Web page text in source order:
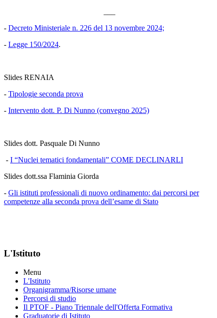
- Decreto Ministeriale n. 226 del 13 novembre 2024;
- Legge 150/2024.
Slides RENAIA
- Tipologie seconda prova
- Intervento dott. P. Di Nunno (convegno 2025)
Slides dott. Pasquale Di Nunno
- I “Nuclei tematici fondamentali” COME DECLINARLI
Slides dott.ssa Flaminia Giorda
- Gli istituti professionali di nuovo ordinamento: dai percorsi per
competenze alla seconda prova dell’esame di Stato
L'Istituto
Menu
L'Istituto
Organigramma/Risorse umane
Percorsi di studio
Il PTOF - Piano Triennale dell'Offerta Formativa
Graduatorie di Istituto